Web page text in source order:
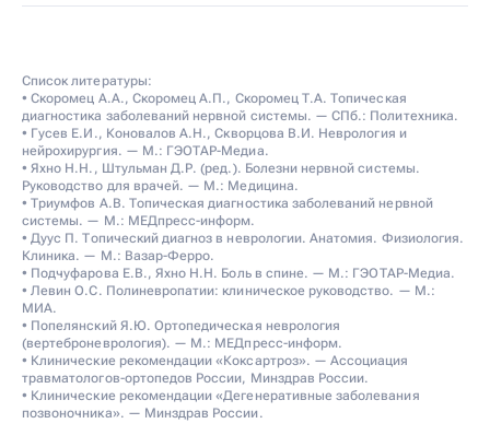
Список литературы:
• Скоромец А.А., Скоромец А.П., Скоромец Т.А. Топическая
диагностика заболеваний нервной системы. — СПб.: Политехника.
• Гусев Е.И., Коновалов А.Н., Скворцова В.И. Неврология и
нейрохирургия. — М.: ГЭОТАР-Медиа.
• Яхно Н.Н., Штульман Д.Р. (ред.). Болезни нервной системы.
Руководство для врачей. — М.: Медицина.
• Триумфов А.В. Топическая диагностика заболеваний нервной
системы. — М.: МЕДпресс-информ.
• Дуус П. Топический диагноз в неврологии. Анатомия. Физиология.
Клиника. — М.: Вазар-Ферро.
• Подчуфарова Е.В., Яхно Н.Н. Боль в спине. — М.: ГЭОТАР-Медиа.
• Левин О.С. Полиневропатии: клиническое руководство. — М.:
МИА.
• Попелянский Я.Ю. Ортопедическая неврология
(вертеброневрология). — М.: МЕДпресс-информ.
• Клинические рекомендации «Коксартроз». — Ассоциация
травматологов-ортопедов России, Минздрав России.
• Клинические рекомендации «Дегенеративные заболевания
позвоночника». — Минздрав России.